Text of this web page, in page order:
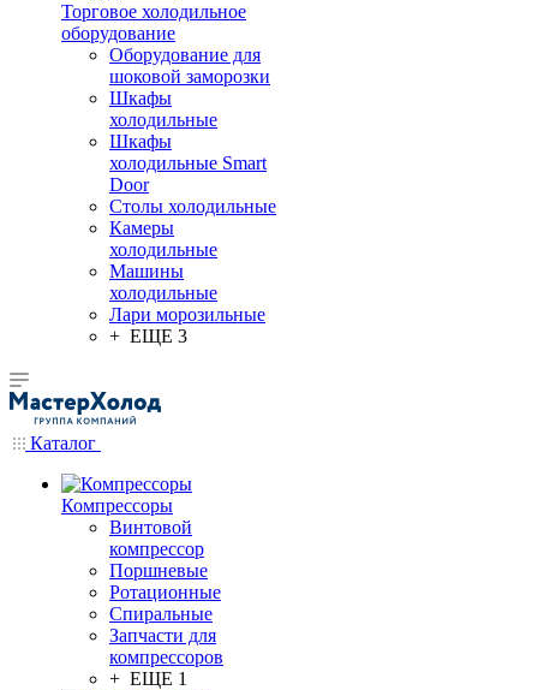
Торговое холодильное
оборудование
Оборудование для
шоковой заморозки
Шкафы
холодильные
Шкафы
холодильные Smart
Door
Столы холодильные
Камеры
холодильные
Машины
холодильные
Лари морозильные
+ ЕЩЕ 3
Каталог
Компрессоры
Винтовой
компрессор
Поршневые
Ротационные
Спиральные
Запчасти для
компрессоров
+ ЕЩЕ 1